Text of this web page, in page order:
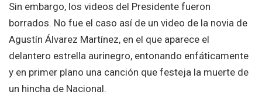
Sin embargo, los videos del Presidente fueron
borrados. No fue el caso así de un video de la novia de
Agustín Álvarez Martínez, en el que aparece el
delantero estrella aurinegro, entonando enfáticamente
y en primer plano una canción que festeja la muerte de
un hincha de Nacional.